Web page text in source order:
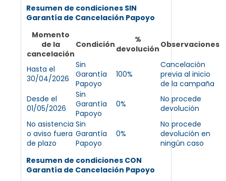
Resumen de condiciones SIN
Garantía de Cancelación Papoyo
Momento
de la
cancelación
Condición
%
devolución Observaciones
Hasta el
30/04/2026
Sin
Garantía
Papoyo
100%
Cancelación
previa al inicio
de la campaña
Desde el
01/05/2026
Sin
Garantía
Papoyo
0%
No procede
devolución
No asistencia
o aviso fuera
de plazo
Sin
Garantía
Papoyo
0%
No procede
devolución en
ningún caso
Resumen de condiciones CON
Garantía de Cancelación Papoyo